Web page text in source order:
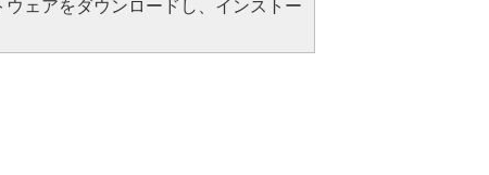
ェアをダウンロードし、インストー